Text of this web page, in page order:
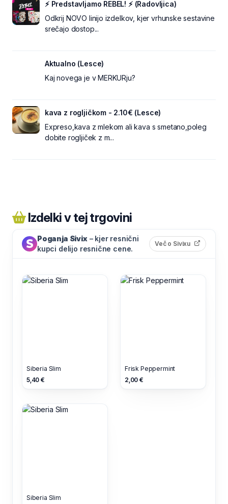
⚡ Predstavljamo REBEL! ⚡ (Radovljica)
Odkrij NOVO linijo izdelkov, kjer vrhunske sestavine
srečajo dostop...
Aktualno (Lesce)
Kaj novega je v MERKURju?
kava z rogljičkom - 2.10€ (Lesce)
Expreso,kava z mlekom ali kava s smetano,poleg
dobite rogljiček z m...
Izdelki v tej trgovini
Poganja Sivix – kjer resnični
kupci delijo resnične cene.
Več o Sivixu (odpre
Siberia Slim
5,40 €
Frisk Peppermint
2,00 €
Siberia Slim